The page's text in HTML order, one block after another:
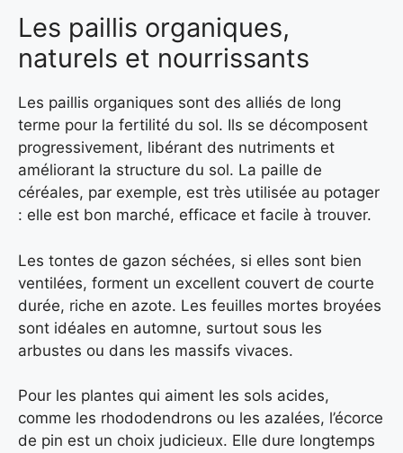
Les paillis organiques,
naturels et nourrissants
Les paillis organiques sont des alliés de long
terme pour la fertilité du sol. Ils se décomposent
progressivement, libérant des nutriments et
améliorant la structure du sol. La paille de
céréales, par exemple, est très utilisée au potager
: elle est bon marché, efficace et facile à trouver.
Les tontes de gazon séchées, si elles sont bien
ventilées, forment un excellent couvert de courte
durée, riche en azote. Les feuilles mortes broyées
sont idéales en automne, surtout sous les
arbustes ou dans les massifs vivaces.
Pour les plantes qui aiment les sols acides,
comme les rhododendrons ou les azalées, l’écorce
de pin est un choix judicieux. Elle dure longtemps